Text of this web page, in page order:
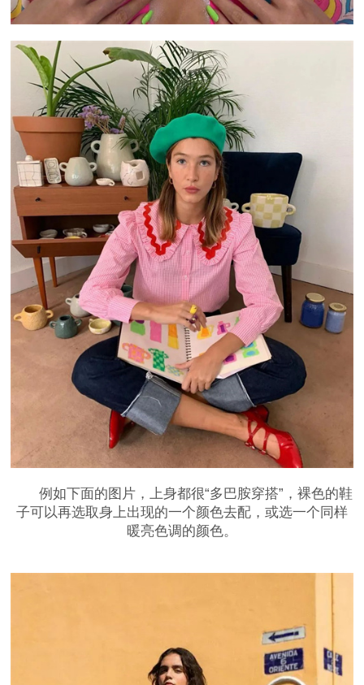
例如下面的图片，上身都很“多巴胺穿搭”，裸色的鞋
子可以再选取身上出现的一个颜色去配，或选一个同样
暖亮色调的颜色。